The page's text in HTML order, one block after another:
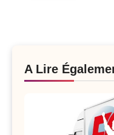
A Lire